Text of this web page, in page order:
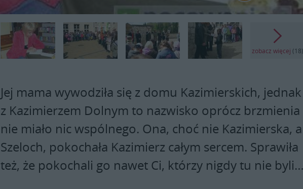
zobacz więcej (18)
Jej mama wywodziła się z domu Kazimierskich, jednak
z Kazimierzem Dolnym to nazwisko oprócz brzmienia
nie miało nic wspólnego. Ona, choć nie Kazimierska, a
Szeloch, pokochała Kazimierz całym sercem. Sprawiła
też, że pokochali go nawet Ci, którzy nigdy tu nie byli…